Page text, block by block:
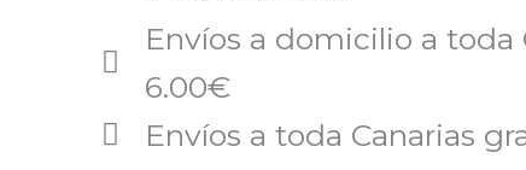
Envíos a domicilio a toda
6.00€
Envíos a toda Canarias